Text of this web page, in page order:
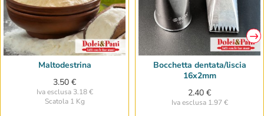
Maltodestrina
3.50 €
Iva esclusa 3.18 €
Scatola 1 Kg
Bocchetta dentata/liscia
16x2mm
2.40 €
Iva esclusa 1.97 €